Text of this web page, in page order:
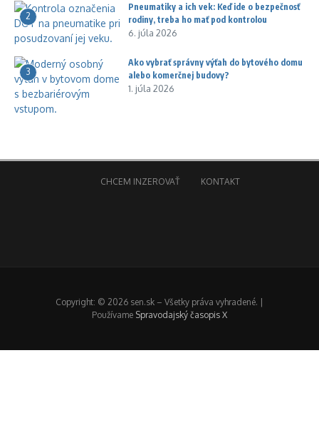
2
Pneumatiky a ich vek: Keď ide o bezpečnosť
rodiny, treba ho mať pod kontrolou
6. júla 2026
3
Ako vybrať správny výťah do bytového domu
alebo komerčnej budovy?
1. júla 2026
CHCEM INZEROVAŤ KONTAKT
Copyright: © 2026 sen.sk – Všetky práva vyhradené. |
Používame Spravodajský časopis X